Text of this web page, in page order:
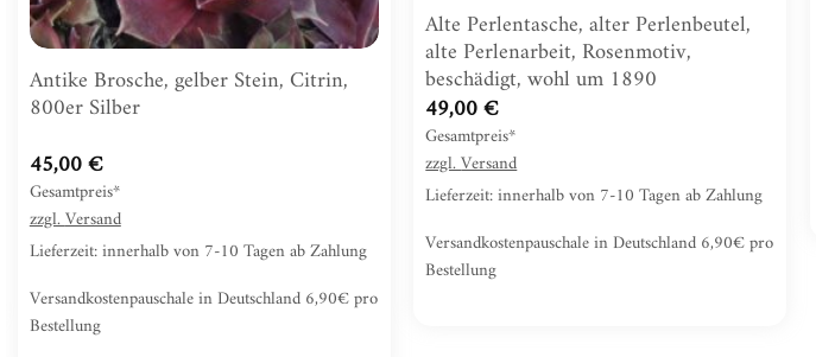
Antike Brosche, gelber Stein, Citrin,
800er Silber
45,00€
Gesamtpreis*
zzgl.Versand
Lieferzeit: innerhalb von 7-10 Tagen ab Zahlung
Versandkostenpauschale in Deutschland 6,90€ pro
Bestellung
Alte Perlentasche, alter Perlenbeutel,
alte Perlenarbeit, Rosenmotiv,
beschädigt, wohl um 1890
49,00€
Gesamtpreis*
zzgl.Versand
Lieferzeit: innerhalb von 7-10 Tagen ab Zahlung
Versandkostenpauschale in Deutschland 6,90€ pro
Bestellung